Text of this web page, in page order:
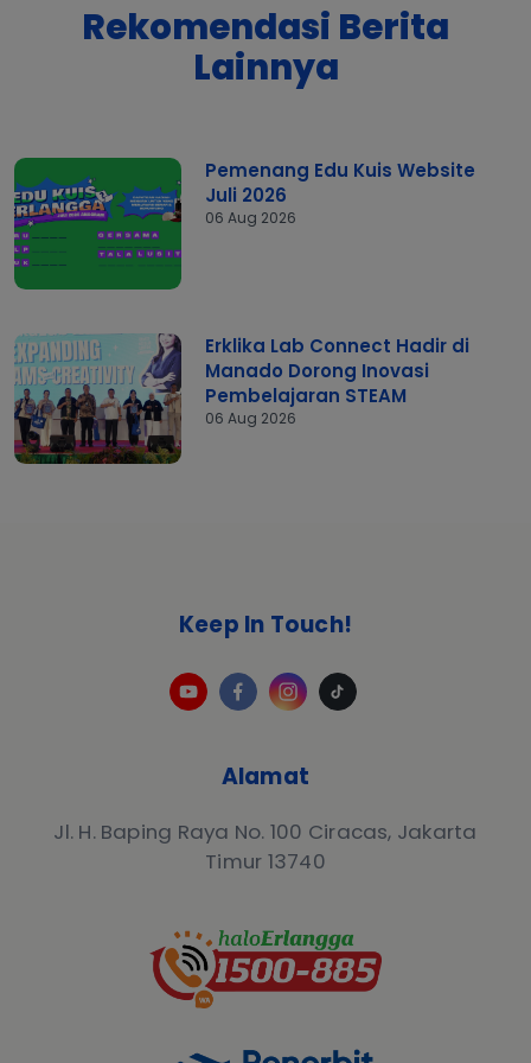
Rekomendasi Berita
Lainnya
Pemenang Edu Kuis Website
Juli 2026
06 Aug 2026
Erklika Lab Connect Hadir di
Manado Dorong Inovasi
Pembelajaran STEAM
06 Aug 2026
Alamat
Jl. H. Baping Raya No. 100 Ciracas, Jakarta
Timur 13740
Keep In Touch!